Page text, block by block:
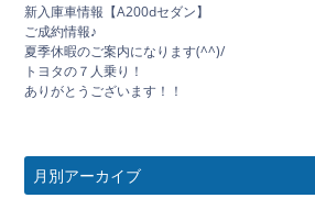
新入庫車情報【A200dセダン】
ご成約情報♪
夏季休暇のご案内になります(^^)/
トヨタの７人乗り！
ありがとうございます！！
月別アーカイブ